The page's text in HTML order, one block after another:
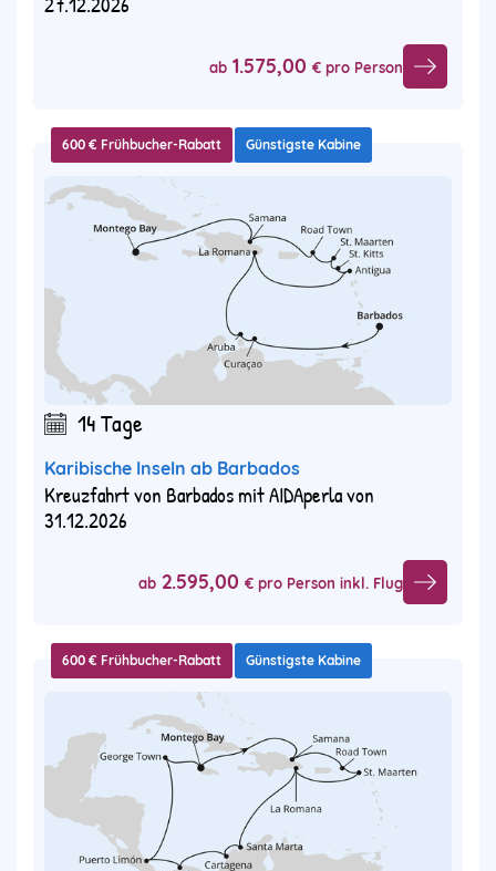
ab 1.575,00 € pro Person
600 € Frühbucher-Rabatt Günstigste Kabine
14 Tage
Karibische Inseln ab Barbados
Kreuzfahrt von Barbados mit AIDAperla von
31.12.2026
ab 2.595,00 € pro Person inkl. Flug
600 € Frühbucher-Rabatt Günstigste Kabine